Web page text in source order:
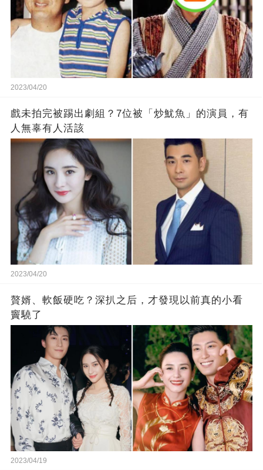
2023/04/20
戲未拍完被踢出劇組？7位被「炒魷魚」的演員，有
人無辜有人活該
2023/04/20
贅婿、軟飯硬吃？深扒之后，才發現以前真的小看
竇驍了
2023/04/19